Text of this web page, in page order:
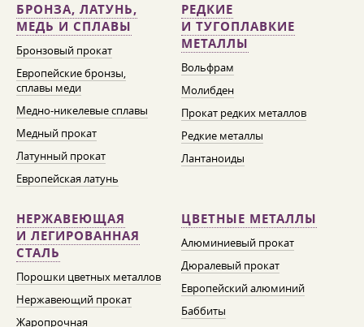
БРОНЗА, ЛАТУНЬ,
МЕДЬ И СПЛАВЫ
Бронзовый прокат
Европейские бронзы,
сплавы меди
Медно-никелевые сплавы
Медный прокат
Латунный прокат
Европейская латунь
РЕДКИЕ
И ТУГОПЛАВКИЕ
МЕТАЛЛЫ
Вольфрам
Молибден
Прокат редких металлов
Редкие металлы
Лантаноиды
НЕРЖАВЕЮЩАЯ
И ЛЕГИРОВАННАЯ
СТАЛЬ
Порошки цветных металлов
Нержавеющий прокат
Жаропрочная
ЦВЕТНЫЕ МЕТАЛЛЫ
Алюминиевый прокат
Дюралевый прокат
Европейский алюминий
Баббиты